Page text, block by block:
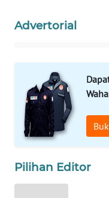
Advertorial
Pilihan Editor
SELEB
WAHANA
PERSONA
WAHANA
OTOMOTIF